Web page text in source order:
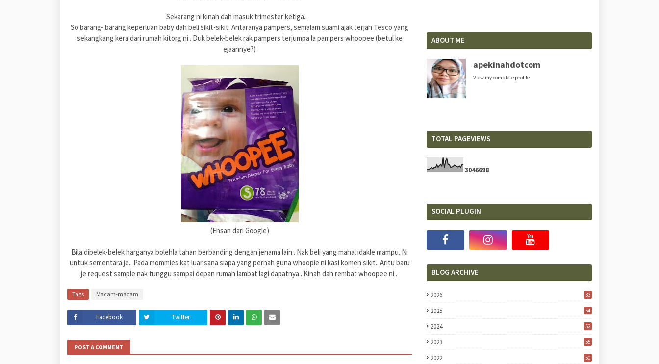
Sekarang ni kinah dah masuk trimester ketiga..
So barang- barang keperluan baby dah beli sikit-sikit. Antaranya pampers, semalam suami ajak terjah Tesco yang
sekangkang kera dari rumah kitorg ni.. Duk belek-belek rak pampers terjumpa la pampers whoopee (betul ke
ejaannye?)
(Ehsan dari Google)
Bila dibelek-belek harganya bolehla tahan berbanding dengan jenama lain.. Nak beli yang mahal idakle mampu. Ni
untuk sementara je.. Pada mommies kat luar sana siapa yang pernah guna whoopie ni kasi komen sikit.. Aritu baru
je request sample nak tunggu sampai depan rumah lambat lagi dapatnya.. Kinah dah rembat whoopee ni..
Tags Macam-macam
Facebook Twitter
POST A COMMENT
ABOUT ME
apekinahdotcom
View my complete profile
TOTAL PAGEVIEWS
3046698
SOCIAL PLUGIN
BLOG ARCHIVE
2026 33
2025 54
2024 52
2023 55
2022 50